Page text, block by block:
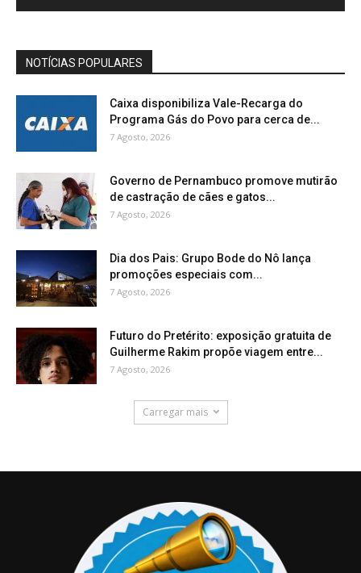
NOTÍCIAS POPULARES
Caixa disponibiliza Vale-Recarga do
Programa Gás do Povo para cerca de...
7 Agosto, 2026
Governo de Pernambuco promove mutirão
de castração de cães e gatos...
7 Agosto, 2026
Dia dos Pais: Grupo Bode do Nô lança
promoções especiais com...
7 Agosto, 2026
Futuro do Pretérito: exposição gratuita de
Guilherme Rakim propõe viagem entre...
7 Agosto, 2026
Carregar mais